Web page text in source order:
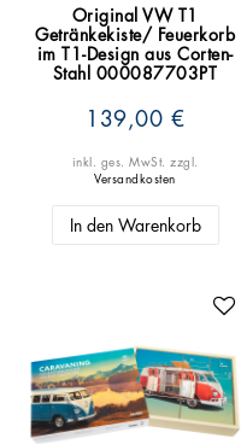
Original VW T1
Getränkekiste/ Feuerkorb
im T1-Design aus Corten-
Stahl 000087703PT
139,00 €
inkl. ges. MwSt. zzgl.
Versandkosten
In den Warenkorb